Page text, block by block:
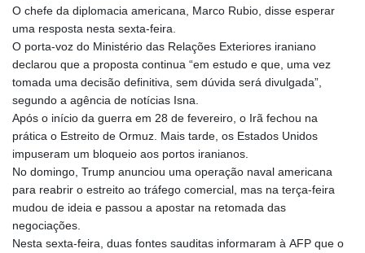
O chefe da diplomacia americana, Marco Rubio, disse esperar
uma resposta nesta sexta‑feira.
O porta-voz do Ministério das Relações Exteriores iraniano
declarou que a proposta continua “em estudo e que, uma vez
tomada uma decisão definitiva, sem dúvida será divulgada”,
segundo a agência de notícias Isna.
Após o início da guerra em 28 de fevereiro, o Irã fechou na
prática o Estreito de Ormuz. Mais tarde, os Estados Unidos
impuseram um bloqueio aos portos iranianos.
No domingo, Trump anunciou uma operação naval americana
para reabrir o estreito ao tráfego comercial, mas na terça‑feira
mudou de ideia e passou a apostar na retomada das
negociações.
Nesta sexta‑feira, duas fontes sauditas informaram à AFP que o